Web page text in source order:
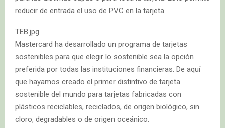
reducir de entrada el uso de PVC en la tarjeta.
TEB.jpg
Mastercard ha desarrollado un programa de tarjetas
sostenibles para que elegir lo sostenible sea la opción
preferida por todas las instituciones financieras. De aquí
que hayamos creado el primer distintivo de tarjeta
sostenible del mundo para tarjetas fabricadas con
plásticos reciclables, reciclados, de origen biológico, sin
cloro, degradables o de origen oceánico.